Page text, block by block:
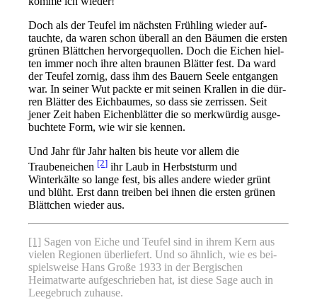
Doch als der Teufel im nächs­ten Frühling wie­der auf­
tauch­te, da waren schon über­all an den Bäumen die ers­ten
grü­nen Blättchen her­vor­ge­quol­len. Doch die Eichen hiel­
ten immer noch ihre alten brau­nen Blätter fest. Da ward
der Teufel zor­nig, dass ihm des Bauern Seele ent­gan­gen
war. In sei­ner Wut pack­te er mit sei­nen Krallen in die dür­
ren Blätter des Eichbaumes, so dass sie zer­ris­sen. Seit
jener Zeit haben Eichenblätter die so merk­wür­dig aus­ge­
buch­te­te Form, wie wir sie kennen.
Und Jahr für Jahr hal­ten bis heu­te vor allem die
Traubeneichen [2] ihr Laub in Herbststurm und
Winterkälte so lan­ge fest, bis alles ande­re wie­der grünt
und blüht. Erst dann trei­ben bei ihnen die ers­ten grü­nen
Blättchen wie­der aus.
[1] Sagen von Eiche und Teufel sind in ihrem Kern aus
vie­len Regionen über­lie­fert. Und so ähn­lich, wie es bei­
spiels­wei­se Hans Große 1933 in der Bergischen
Heimatwarte auf­ge­schrie­ben hat, ist die­se Sage auch in
Leegebruch zuhause.